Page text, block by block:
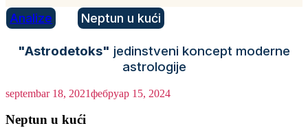
Analize Neptun u kući
"Astrodetoks" jedinstveni koncept moderne
astrologije
septembar 18, 2021фебруар 15, 2024
Neptun u kući